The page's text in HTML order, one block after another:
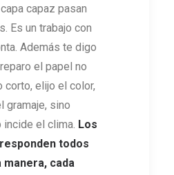
capaz pasan
Es un trabajo con
Además te digo
el papel no
corto, elijo el color,
gramaje, sino
incide el clima. Los
todos
manera, cada